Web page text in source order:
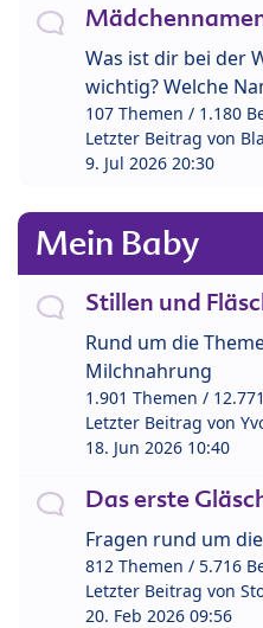
Was ist dir bei der
wichtig? Welche
107 Themen / 1.180
Letzter Beitrag von
9. Jul 2026 20:30
Mein Baby
Stillen und
Rund um die
Milchnahrung
1.901 Themen /
Letzter Beitrag von
18. Jun 2026 10:40
Das erste
Fragen rund um
812 Themen / 5.716
Letzter Beitrag von
20. Feb 2026 09:56